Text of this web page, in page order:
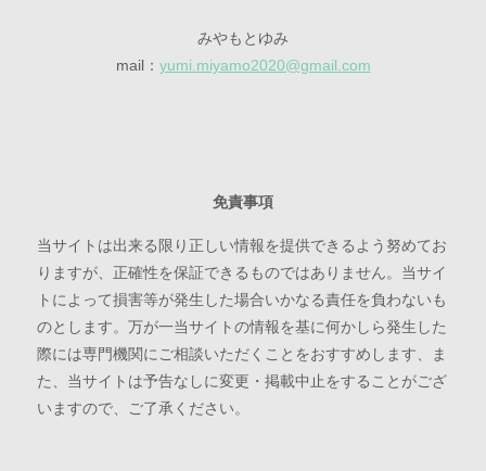
みやもとゆみ
mail： yumi.miyamo2020@gmail.com
免責事項
当サイトは出来る限り正しい情報を提供できるよう努めてお
りますが、正確性を保証できるものではありません。当サイ
トによって損害等が発生した場合いかなる責任を負わないも
のとします。万が一当サイトの情報を基に何かしら発生した
際には専門機関にご相談いただくことをおすすめします、ま
た、当サイトは予告なしに変更・掲載中止をすることがござ
いますので、ご了承ください。